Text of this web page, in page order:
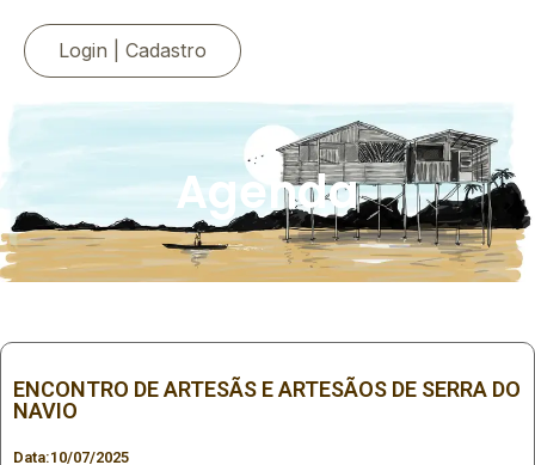
Login | Cadastro
Agenda
ENCONTRO DE ARTESÃS E ARTESÃOS DE SERRA DO
NAVIO
Data:10/07/2025